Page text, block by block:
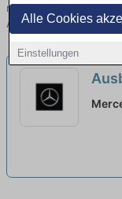
Alle Cookies
Einstellungen
namhaften Firmen.
Arbeitgebern und